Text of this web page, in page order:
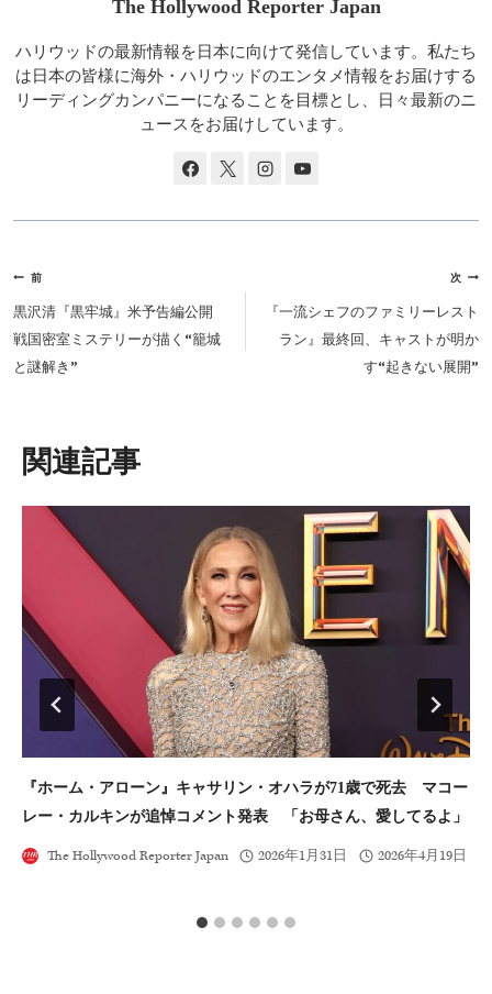
The Hollywood Reporter Japan
ハリウッドの最新情報を日本に向けて発信しています。私たち
は日本の皆様に海外・ハリウッドのエンタメ情報をお届けする
リーディングカンパニーになることを目標とし、日々最新のニ
ュースをお届けしています。
投
稿
ナ
ビ
シ
ョ
ン
前
黒沢清『黒牢城』米予告編公開
戦国密室ミステリーが描く“籠城
と謎解き”
次
『一流シェフのファミリーレスト
ラン』最終回、キャストが明か
す“起きない展開”
類似投稿
『ホーム・アローン』キャサリン・オハラが71歳で死去 マコー
レー・カルキンが追悼コメント発表 「お母さん、愛してるよ」
The Hollywood Reporter Japan 2026年1月31日 2026年4月19日